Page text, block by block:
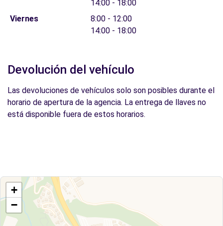
14:00 - 18:00
Viernes
8:00 - 12:00
14:00 - 18:00
Devolución del vehículo
Las devoluciones de vehículos solo son posibles durante el
horario de apertura de la agencia. La entrega de llaves no
está disponible fuera de estos horarios.
+
−